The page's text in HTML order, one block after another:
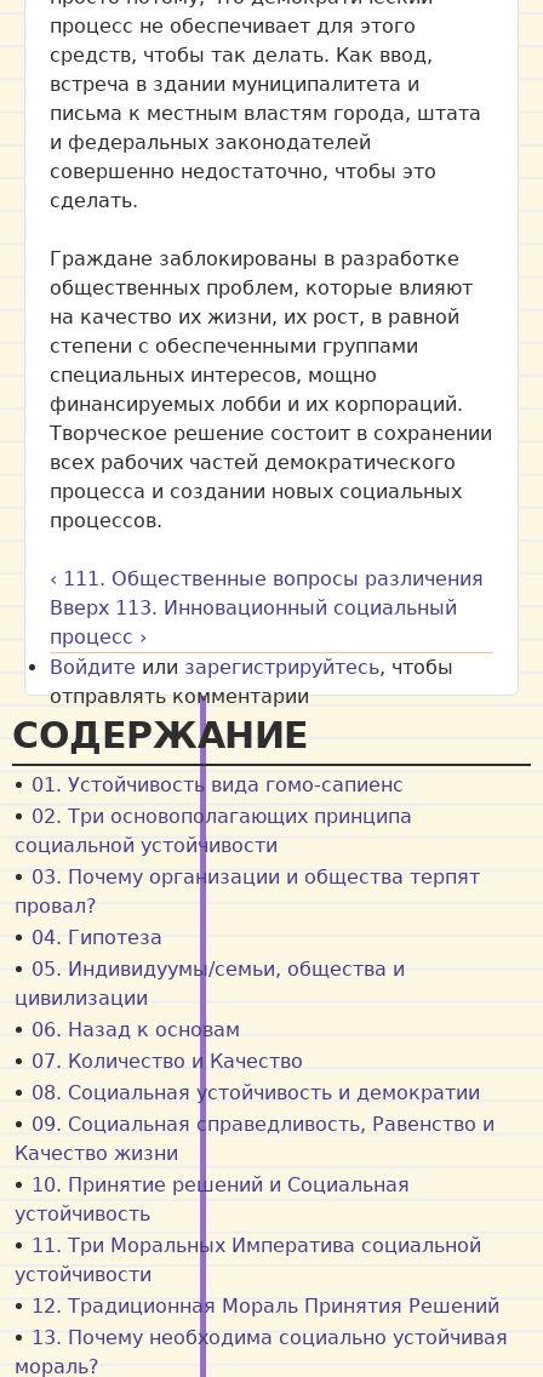
процесс не обеспечивает для этого
средств, чтобы так делать. Как ввод,
встреча в здании муниципалитета и
письма к местным властям города, штата
и федеральных законодателей
совершенно недостаточно, чтобы это
сделать.
Граждане заблокированы в разработке
общественных проблем, которые влияют
на качество их жизни, их рост, в равной
степени с обеспеченными группами
специальных интересов, мощно
финансируемых лобби и их корпораций.
Творческое решение состоит в сохранении
всех рабочих частей демократического
процесса и создании новых социальных
процессов.
‹ 111. Общественные вопросы различения
Вверх 113. Инновационный социальный
процесс ›
Войдите или зарегистрируйтесь, чтобы
отправлять комментарии
СОДЕРЖАНИЕ
01. Устойчивость вида гомо-сапиенс
02. Три основополагающих принципа
социальной устойчивости
03. Почему организации и общества терпят
провал?
04. Гипотеза
05. Индивидуумы/семьи, общества и
цивилизации
06. Назад к основам
07. Количество и Качество
08. Социальная устойчивость и демократии
09. Социальная справедливость, Равенство и
Качество жизни
10. Принятие решений и Социальная
устойчивость
11. Три Моральных Императива социальной
устойчивости
12. Традиционная Мораль Принятия Решений
13. Почему необходима социально устойчивая
мораль?